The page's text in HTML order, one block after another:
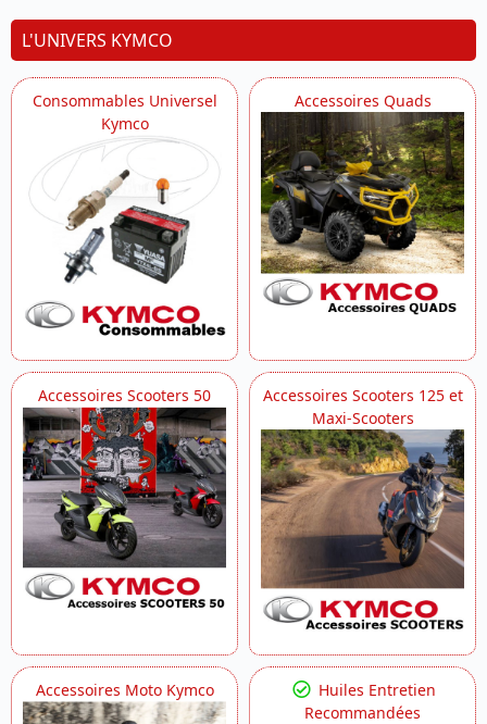
L'UNIVERS KYMCO
Consommables Universel
Kymco
Accessoires Quads
Accessoires Scooters 50
Accessoires Scooters 125 et
Maxi-Scooters
Accessoires Moto Kymco
Huiles Entretien
Recommandées